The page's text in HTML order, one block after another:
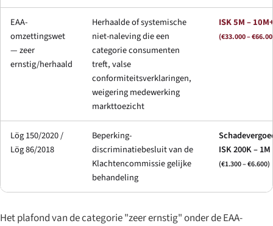
EAA-
omzettingswet
— zeer
ernstig/herhaald
Herhaalde of systemische
niet-naleving die een
categorie consumenten
treft, valse
conformiteitsverklaringen,
weigering medewerking
markttoezicht
ISK 5M –
(€33.000 –
Lög 150/2020 /
Lög 86/2018
Beperking-
discriminatiebesluit van de
Klachtencommissie gelijke
behandeling
ISK 200K – 1M
(€1.300 – €6.600)
Het plafond van de categorie "zeer ernstig" onder de EAA-